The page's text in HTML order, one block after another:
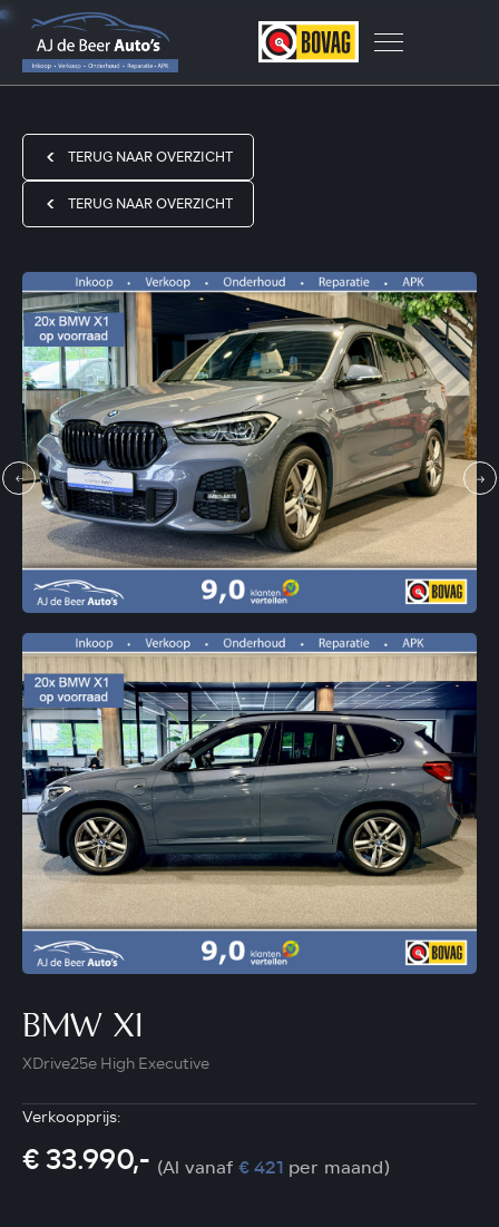
TERUG NAAR OVERZICHT
TERUG NAAR OVERZICHT
BMW X1
XDrive25e High Executive
Verkoopprijs:
€ 33.990,- (Al vanaf € 421 per maand)